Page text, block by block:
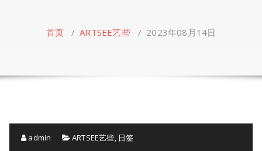
首页 /ARTSEE艺些/ 2023年08月14日
admin ARTSEE艺些, 日签